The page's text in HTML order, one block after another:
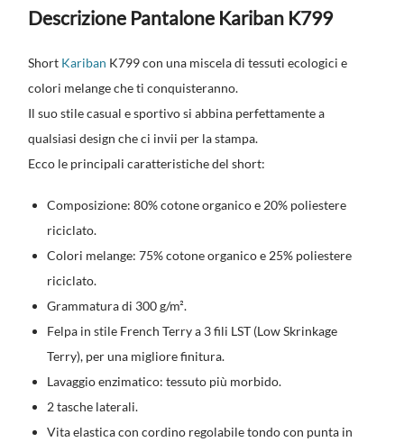
Descrizione Pantalone Kariban K799
Short Kariban K799 con una miscela di tessuti ecologici e
colori melange che ti conquisteranno.
Il suo stile casual e sportivo si abbina perfettamente a
qualsiasi design che ci invii per la stampa.
Ecco le principali caratteristiche del short:
Composizione: 80% cotone organico e 20% poliestere
riciclato.
Colori melange: 75% cotone organico e 25% poliestere
riciclato.
Grammatura di 300 g/m².
Felpa in stile French Terry a 3 fili LST (Low Skrinkage
Terry), per una migliore finitura.
Lavaggio enzimatico: tessuto più morbido.
2 tasche laterali.
Vita elastica con cordino regolabile tondo con punta in